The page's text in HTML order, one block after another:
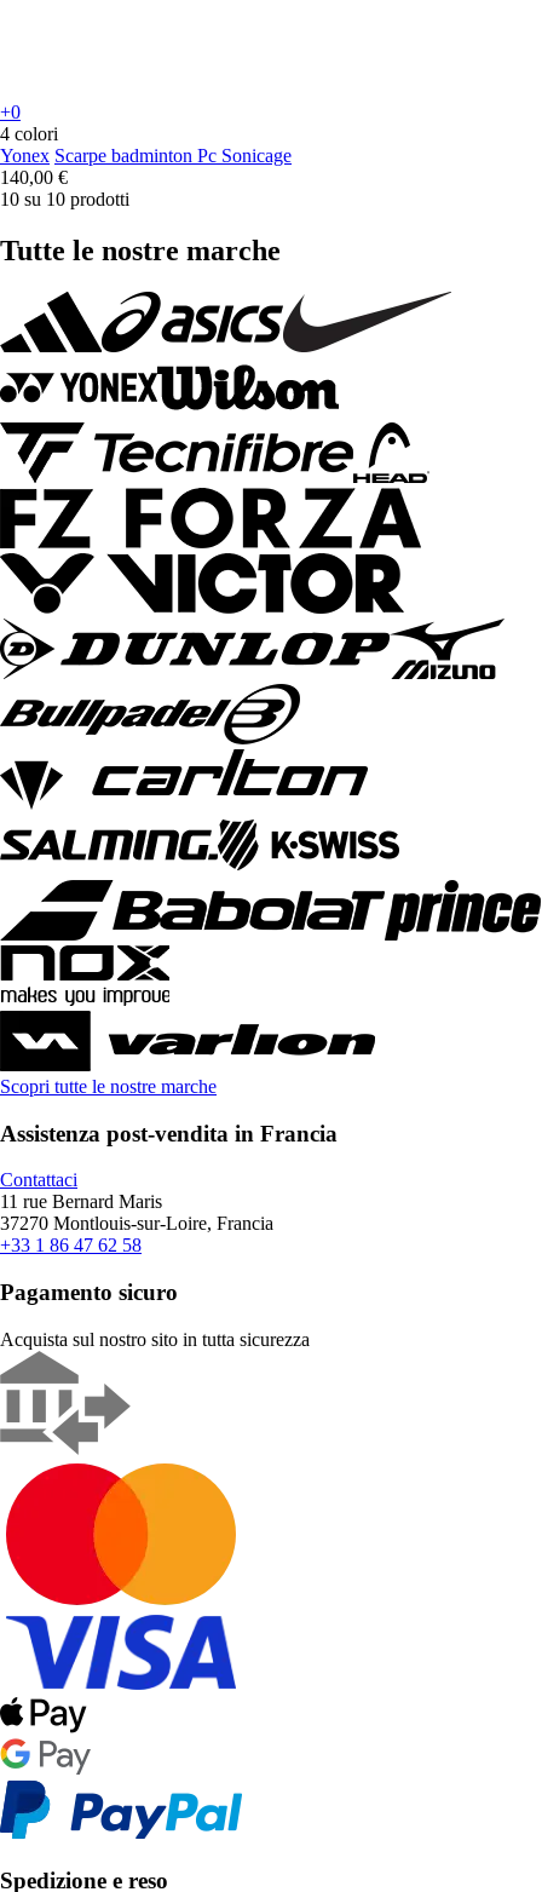
+0
4 colori
Yonex Scarpe badminton Pc Sonicage
140,00 €
10 su 10 prodotti
Tutte le nostre marche
Scopri tutte le nostre marche
Assistenza post-vendita in Francia
Contattaci
11 rue Bernard Maris
37270 Montlouis-sur-Loire, Francia
+33 1 86 47 62 58
Pagamento sicuro
Acquista sul nostro sito in tutta sicurezza
Spedizione e reso